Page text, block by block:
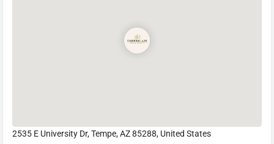
2535 E University Dr, Tempe, AZ 85288, United States